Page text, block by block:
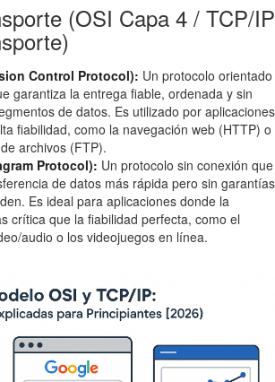
(OSI Capa 4 / TCP/IP
Control Protocol): Un protocolo orientado
garantiza la entrega fiable, ordenada y sin
de datos. Es utilizado por aplicaciones
fiabilidad, como la navegación web (HTTP) o
archivos (FTP).
Protocol): Un protocolo sin conexión que
de datos más rápida pero sin garantías
Es ideal para aplicaciones donde la
crítica que la fiabilidad perfecta, como el
audio o los videojuegos en línea.